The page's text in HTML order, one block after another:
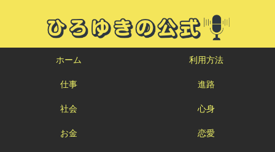
ホーム 利用方法
仕事 進路
社会 心身
お金 恋愛